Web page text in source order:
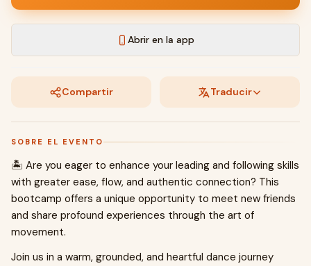
Abrir en la app
Compartir Traducir
SOBRE EL EVENTO
🏝️ Are you eager to enhance your leading and following skills
with greater ease, flow, and authentic connection? This
bootcamp offers a unique opportunity to meet new friends
and share profound experiences through the art of
movement.
Join us in a warm, grounded, and heartful dance journey